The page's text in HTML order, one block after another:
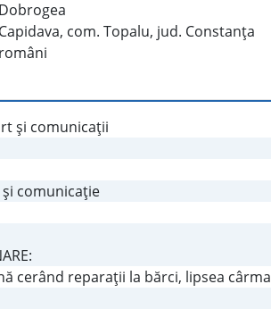
Dobrogea
Capidava, com. Topalu, jud. Constanţa
români
şi comunicaţii
comunicaţie
cerând reparaţii la bărci, lipsea cârma